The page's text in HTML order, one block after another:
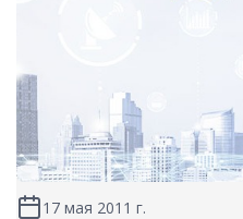
17 мая 2011 г.